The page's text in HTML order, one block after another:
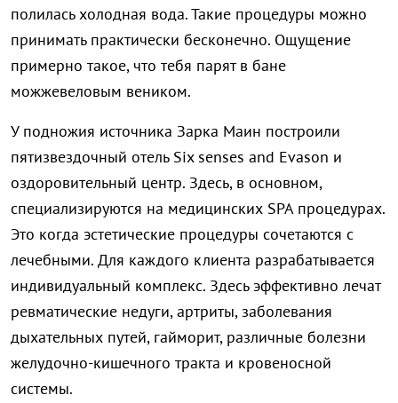
полилась холодная вода. Такие процедуры можно
принимать практически бесконечно. Ощущение
примерно такое, что тебя парят в бане
можжевеловым веником.
У подножия источника Зарка Маин построили
пятизвездочный отель Six senses and Evason и
оздоровительный центр. Здесь, в основном,
специализируются на медицинских SPA процедурах.
Это когда эстетические процедуры сочетаются с
лечебными. Для каждого клиента разрабатывается
индивидуальный комплекс. Здесь эффективно лечат
ревматические недуги, артриты, заболевания
дыхательных путей, гайморит, различные болезни
желудочно-кишечного тракта и кровеносной
системы.